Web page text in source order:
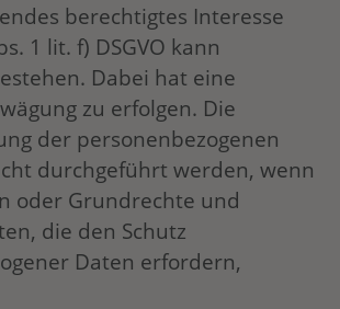
berechtigtes Interesse
1 lit. f) DSGVO kann
Dabei hat eine
zu erfolgen. Die
der personenbezogenen
durchgeführt werden, wenn
oder Grundrechte und
die den Schutz
Daten erfordern,